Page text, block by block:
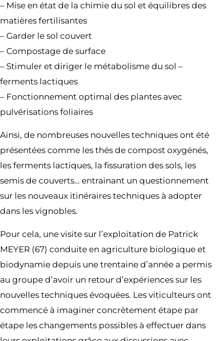
– Mise en état de la chimie du sol et équilibres des
matières fertilisantes
– Garder le sol couvert
– Compostage de surface
– Stimuler et diriger le métabolisme du sol –
ferments lactiques
– Fonctionnement optimal des plantes avec
pulvérisations foliaires
Ainsi, de nombreuses nouvelles techniques ont été
présentées comme les thés de compost oxygénés,
les ferments lactiques, la fissuration des sols, les
semis de couverts… entrainant un questionnement
sur les nouveaux itinéraires techniques à adopter
dans les vignobles.
Pour cela, une visite sur l’exploitation de Patrick
MEYER (67) conduite en agriculture biologique et
biodynamie depuis une trentaine d’année a permis
au groupe d’avoir un retour d’expériences sur les
nouvelles techniques évoquées. Les viticulteurs ont
commencé à imaginer concrètement étape par
étape les changements possibles à effectuer dans